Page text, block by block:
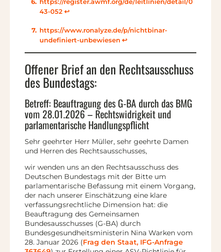
https://register.awmf.org/de/leitlinien/detail/0
43-052↩︎
https://www.ronalyze.de/p/nichtbinar-
undefiniert-unbewiesen ↩︎
Offener Brief an den Rechtsausschuss
des Bundestags:
Betreff: Beauftragung des G-BA durch das BMG
vom 28.01.2026 – Rechtswidrigkeit und
parlamentarische Handlungspflicht
Sehr geehrter Herr Müller, sehr geehrte Damen
und Herren des Rechtsausschusses,
wir wenden uns an den Rechtsausschuss des
Deutschen Bundestags mit der Bitte um
parlamentarische Befassung mit einem Vorgang,
der nach unserer Einschätzung eine klare
verfassungsrechtliche Dimension hat: die
Beauftragung des Gemeinsamen
Bundesausschusses (G-BA) durch
Bundesgesundheitsministerin Nina Warken vom
28. Januar 2026 (Frag den Staat, IFG-Anfrage